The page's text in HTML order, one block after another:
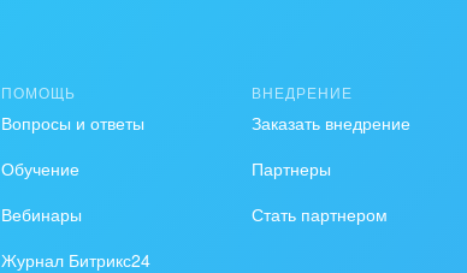
Охрана, безопасность
Промышленность
СМИ, издательства,
справочники
ПОМОЩЬ
Вопросы и ответы
Обучение
Вебинары
Журнал Битрикс24
ВНЕДРЕНИЕ
Заказать внедрение
Партнеры
Стать партнером